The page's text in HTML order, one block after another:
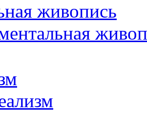
живопись